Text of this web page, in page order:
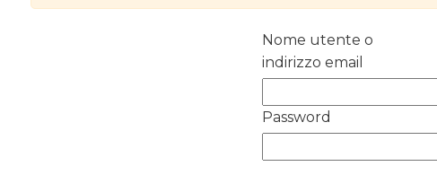
Nome utente o
indirizzo email
Password